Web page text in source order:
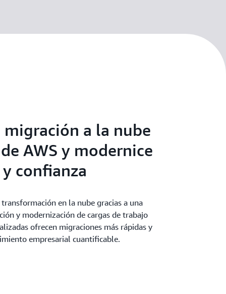
migración a la nube
AWS y modernice
confianza
en la nube gracias a una
y modernización de cargas de trabajo
ofrecen migraciones más rápidas y
empresarial cuantificable.